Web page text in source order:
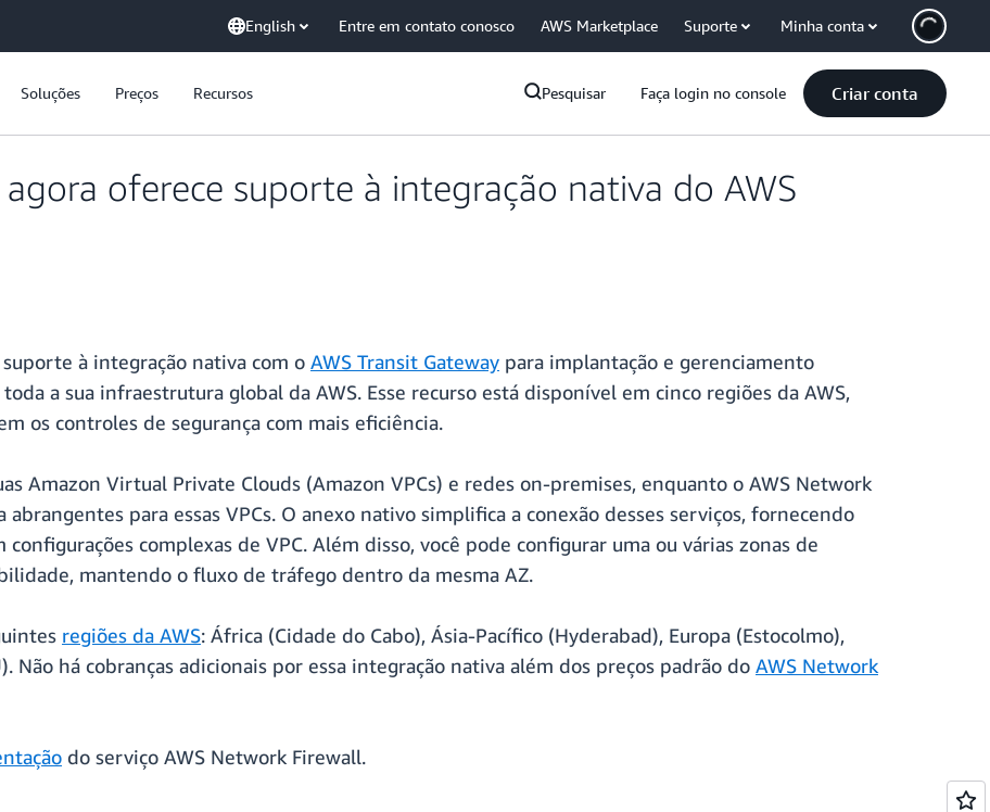
English Entre em contato conosco AWS Marketplace Suporte Minha conta
Soluções Preços Recursos Pesquisar Faça login no console Criar conta
oferece suporte à integração nativa do AWS
à integração nativa com o AWS Transit Gateway para implantação e gerenciamento
a sua infraestrutura global da AWS. Esse recurso está disponível em cinco regiões da AWS,
os controles de segurança com mais eficiência.
Amazon Virtual Private Clouds (Amazon VPCs) e redes on-premises, enquanto o AWS Network
para essas VPCs. O anexo nativo simplifica a conexão desses serviços, fornecendo
complexas de VPC. Além disso, você pode configurar uma ou várias zonas de
mantendo o fluxo de tráfego dentro da mesma AZ.
regiões da AWS: África (Cidade do Cabo), Ásia-Pacífico (Hyderabad), Europa (Estocolmo),
Não há cobranças adicionais por essa integração nativa além dos preços padrão do AWS Network
do serviço AWS Network Firewall.